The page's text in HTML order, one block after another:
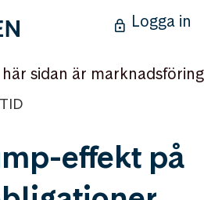
Logga in
sidan är marknadsföring
effekt på